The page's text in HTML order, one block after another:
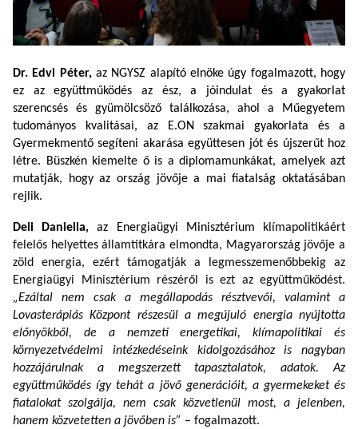
Dr. Edvi Péter, az NGYSZ alapító elnöke úgy fogalmazott, hogy
ez az együttműködés az ész, a jóindulat és a gyakorlat
szerencsés és gyümölcsöző találkozása, ahol a Műegyetem
tudományos kvalitásai, az E.ON szakmai gyakorlata és a
Gyermekmentő segíteni akarása együttesen jót és újszerűt hoz
létre. Büszkén kiemelte ő is a diplomamunkákat, amelyek azt
mutatják, hogy az ország jövője a mai fiatalság oktatásában
rejlik.
Deli Daniella,az Energiaügyi Minisztérium
klímapolitikáért
felelős helyettes államtitkára elmondta, Magyarország jövője a
zöld energia, ezért támogatják a legmesszemenőbbekig az
Energiaügyi Minisztérium részéről is ezt az együttműködést.
„Ezáltal nem csak a megállapodás résztvevői, valamint a
Lovasterápiás Központ részesül a megújuló energia nyújtotta
előnyökből, de a nemzeti energetikai, klímapolitikai és
környezetvédelmi intézkedéseink kidolgozásához is nagyban
hozzájárulnak a megszerzett tapasztalatok, adatok. Az
együttműködés így tehát a jövő generációit, a gyermekeket és
fiatalokat szolgálja, nem csak közvetlenül most, a jelenben,
hanem közvetetten a jövőben is” – fogalmazott.